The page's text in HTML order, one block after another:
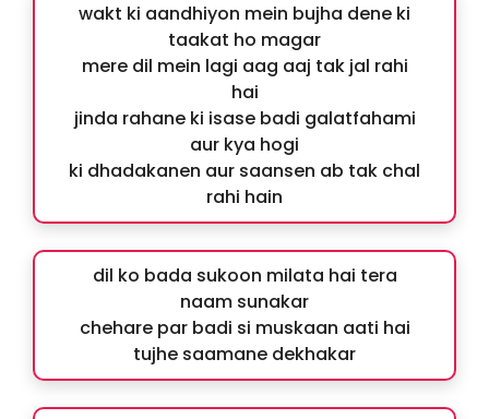
wakt ki aandhiyon mein bujha dene ki
taakat ho magar
mere dil mein lagi aag aaj tak jal rahi
hai
jinda rahane ki isase badi galatfahami
aur kya hogi
ki dhadakanen aur saansen ab tak chal
rahi hain
dil ko bada sukoon milata hai tera
naam sunakar
chehare par badi si muskaan aati hai
tujhe saamane dekhakar